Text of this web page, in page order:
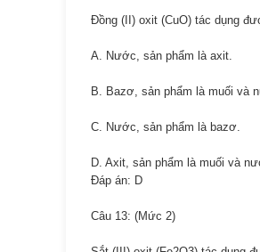
Đồng (II) oxit (CuO) tác dụng
A. Nước, sản phẩm là axit.
B. Bazơ, sản phẩm là muối và
C. Nước, sản phẩm là bazơ.
D. Axit, sản phẩm là muối và
Đáp án: D
Câu 13: (Mức 2)